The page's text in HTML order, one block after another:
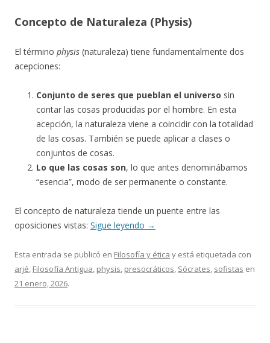
Concepto de Naturaleza (Physis)
El término physis (naturaleza) tiene fundamentalmente dos
acepciones:
Conjunto de seres que pueblan el universo sin
contar las cosas producidas por el hombre. En esta
acepción, la naturaleza viene a coincidir con la totalidad
de las cosas. También se puede aplicar a clases o
conjuntos de cosas.
Lo que las cosas son, lo que antes denominábamos
“esencia”, modo de ser permanente o constante.
El concepto de naturaleza tiende un puente entre las
oposiciones vistas: Sigue leyendo →
Esta entrada se publicó en Filosofía y ética y está etiquetada con
arjé, Filosofía Antigua, physis, presocráticos, Sócrates, sofistas en
21 enero, 2026.